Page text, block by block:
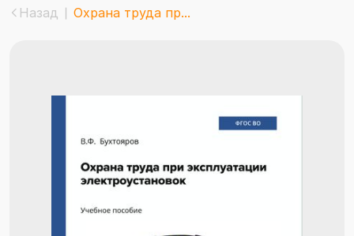
Назад Охрана труда пр...